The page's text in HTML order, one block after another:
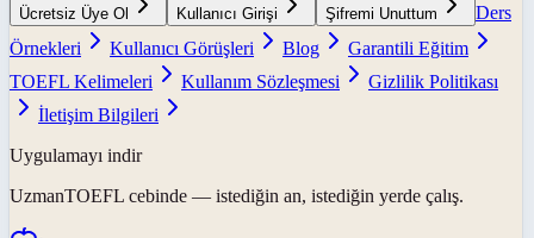
Ücretsiz Üye Ol Kullanıcı Girişi Şifremi Unuttum
Ders
Örnekleri
Kullanıcı Görüşleri Blog
Garantili Eğitim
TOEFL Kelimeleri
Kullanım Sözleşmesi
Gizlilik Politikası
İletişim Bilgileri
Uygulamayı indir
UzmanTOEFL cebinde — istediğin an, istediğin yerde çalış.